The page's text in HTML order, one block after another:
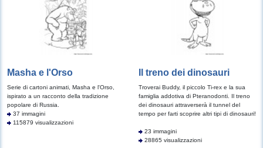
Masha e l'Orso
Serie di cartoni animati, Masha e l'Orso,
ispirato a un racconto della tradizione
popolare di Russia.
37 immagini
115879 visualizzazioni
Il treno dei dinosauri
Troverai Buddy, il piccolo Ti-rex e la sua
famiglia addotiva di Pteranodonti. Il treno
dei dinosauri attraverserà il tunnel del
tempo per farti scoprire altri tipi di dinosauri!
23 immagini
28865 visualizzazioni